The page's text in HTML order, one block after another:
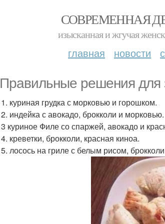
СОВРЕМЕННАЯ
изысканная и жгучая
главная новости
Правильные решения для
1. куриная грудка с морковью и горошком.
2. индейка с авокадо, брокколи и морковью.
3 куриное Филе со спаржей, авокадо и
4. креветки, брокколи, красная киноа.
5. лосось на гриле с белым рисом,